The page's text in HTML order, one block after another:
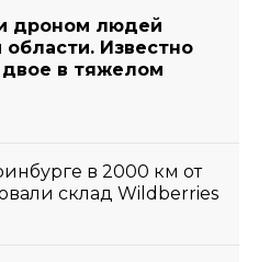
дроном людей
Известно
двое в тяжелом
в 2000 км от
склад Wildberries